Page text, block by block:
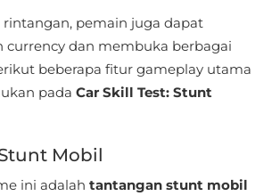
pemain juga dapat
dan membuka berbagai
beberapa fitur gameplay utama
pada Car Skill Test: Stunt
Mobil
ini adalah tantangan stunt mobil